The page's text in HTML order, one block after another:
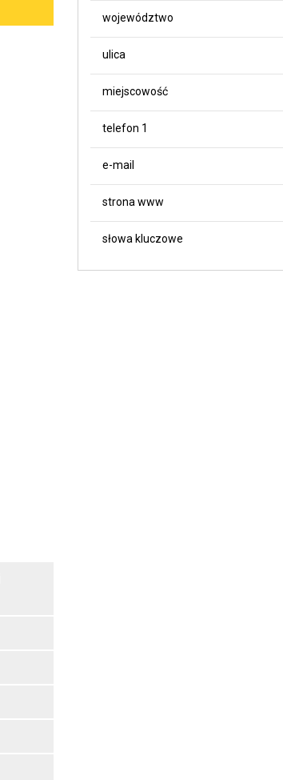
województwo
ulica
miejscowość
telefon 1
e-mail
strona www
słowa kluczowe